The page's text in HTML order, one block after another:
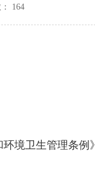
164
境卫生管理条例》